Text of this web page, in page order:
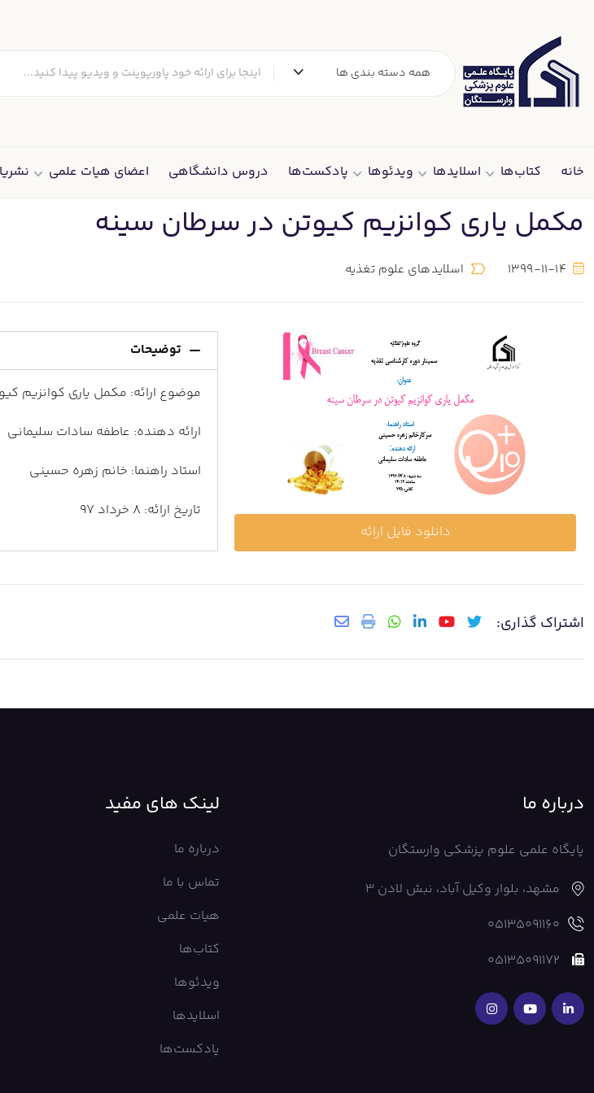
همه دسته بندی ها
خانه کتاب‌ها اسلایدها ویدئوها پادکست‌ها دروس دانشگاهی اعضای هیات علمی
مکمل یاری کوانزیم کیوتن در سرطان سینه
1399-11-14 اسلایدهای علوم تغذیه
دانلود فایل ارائه
توضیحات
موضوع ارائه: مکمل یاری کوانزیم
ارائه دهنده: عاطفه سادات سلیمانی
استاد راهنما: خانم زهره حسینی
تاریخ ارائه: 8 خرداد 97
اشتراک گذاری:
درباره ما
پایگاه علمی علوم پزشکی وارستگان
مشهد، بلوار وکیل آباد، نبش لادن 3
05135091160
05135091172
لینک های مفید
درباره ما
تماس با ما
هیات علمی
کتاب‌ها
ویدئوها
اسلایدها
پادکست‌ها